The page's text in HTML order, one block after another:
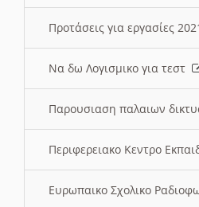
Προτάσεις για εργασίες
Να δω Λογισμικο για τεστ
Παρουσιαση παλαιων
Περιφερειακο Κεντρο
Ευρωπαικο Σχολικο